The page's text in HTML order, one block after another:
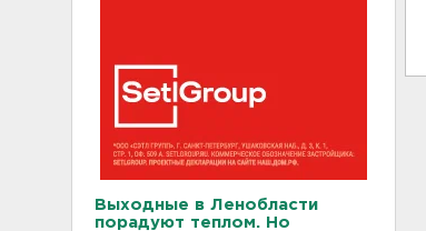
Выходные в Ленобласти
порадуют теплом. Но